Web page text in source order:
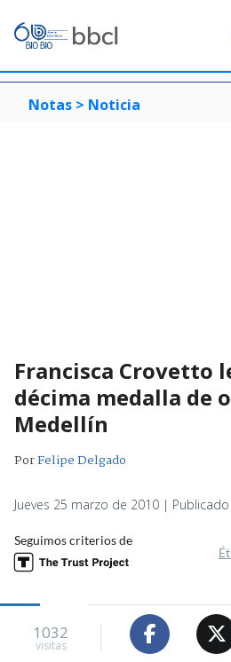
Notas > Noticia
Francisca Crovetto
décima medalla de
Medellín
PorFelipe Delgado
Jueves 25 marzo de 2010 |
Seguimos criterios de
1032
visitas